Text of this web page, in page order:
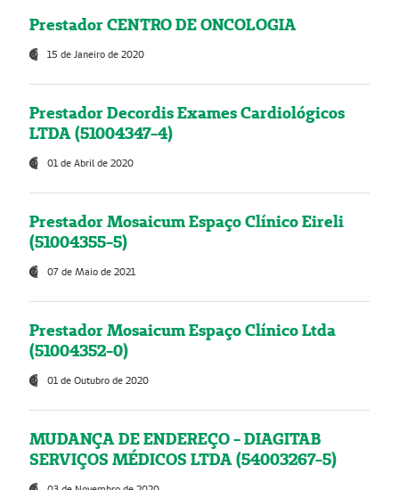
Prestador CENTRO DE ONCOLOGIA
15 de Janeiro de 2020
Prestador Decordis Exames Cardiológicos
LTDA (51004347-4)
01 de Abril de 2020
Prestador Mosaicum Espaço Clínico Eireli
(51004355-5)
07 de Maio de 2021
Prestador Mosaicum Espaço Clínico Ltda
(51004352-0)
01 de Outubro de 2020
MUDANÇA DE ENDEREÇO - DIAGITAB
SERVIÇOS MÉDICOS LTDA (54003267-5)